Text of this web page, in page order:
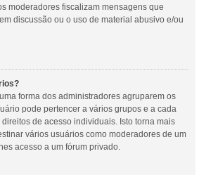
moderadores fiscalizam mensagens que
discussão ou o uso de material abusivo e/ou
forma dos administradores agruparem os
pode pertencer a vários grupos e a cada
de acesso individuais. Isto torna mais
vários usuários como moderadores de um
acesso a um fórum privado.